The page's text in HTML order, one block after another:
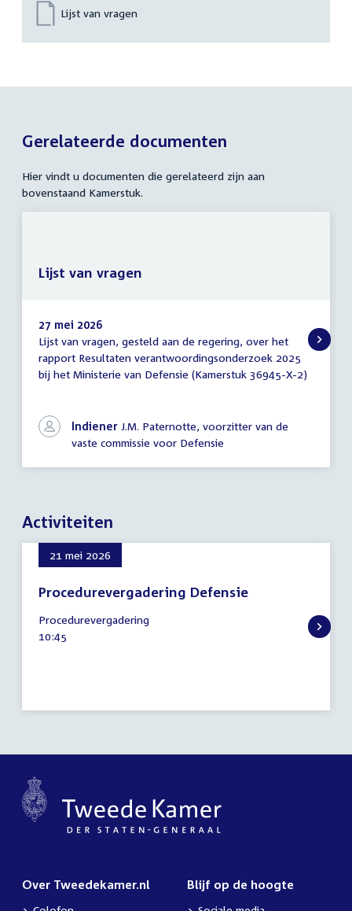
Lijst van vragen
Gerelateerde documenten
Hier vindt u documenten die gerelateerd zijn aan
bovenstaand Kamerstuk.
Lijst
van
vragen
27 mei 2026
Lijst van vragen, gesteld aan de regering, over het
rapport Resultaten verantwoordingsonderzoek 2025
bij het Ministerie van Defensie (Kamerstuk 36945-X-2)
Indiener J.M. Paternotte, voorzitter van de
vaste commissie voor Defensie
Lijst van vragen
Activiteiten
21 mei 2026
Procedurevergadering Defensie
mei
2026
Procedurevergadering
Tijd
10:45
Over Tweedekamer.nl Blijf op de hoogte